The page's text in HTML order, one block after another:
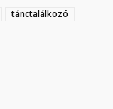
tánctalálkozó